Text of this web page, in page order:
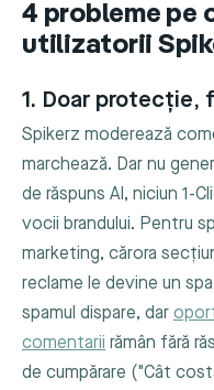
4 probleme pe
utilizatorii
1. Doar protecție,
Spikerz moderează
marchează. Dar nu
de răspuns AI, niciun 1-
vocii brandului. Pentru
marketing, cărora
reclame le devine un
spamul dispare, dar
comentarii rămân fără
de cumpărare ("Cât